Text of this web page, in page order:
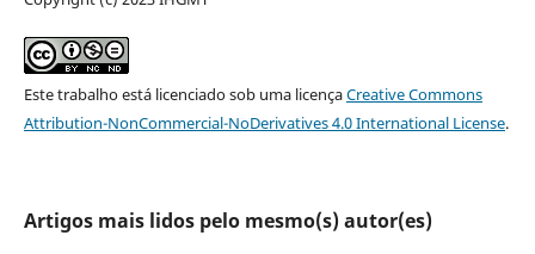
Este trabalho está licenciado sob uma licençaCreative Commons
Attribution-NonCommercial-NoDerivatives 4.0 International License.
Artigos mais lidos pelo mesmo(s) autor(es)